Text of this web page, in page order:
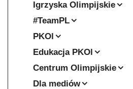
Igrzyska Olimpijskie
#TeamPL
PKOl
Edukacja PKOl
Centrum Olimpijskie
Dla mediów